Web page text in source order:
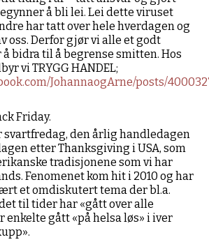
å bli lei. Lei dette viruset
har tatt over hele hverdagen og
oss. Derfor gjør vi alle et godt
bidra til å begrense smitten. Hos
vi TRYGG HANDEL;
JohannaogArne/posts/
Friday.
svartfredag, den årlig handledagen
etter Thanksgiving i USA, som
tradisjonene som vi har
Fenomenet kom hit i 2010 og har
et omdiskutert tema der bl.a.
til tider har «gått over alle
enkelte gått «på helsa løs» i iver